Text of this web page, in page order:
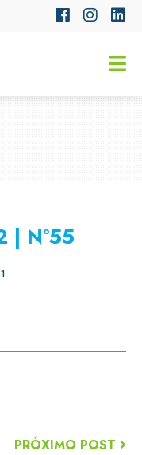
| Nº55
PRÓXIMO POST